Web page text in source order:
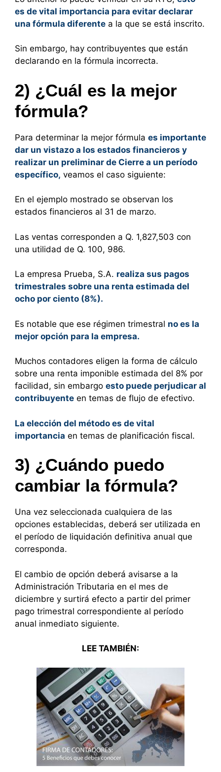
es de vital importancia para evitar declarar
una fórmula diferente a la que se está inscrito.
Sin embargo, hay contribuyentes que están
declarando en la fórmula incorrecta.
2) ¿Cuál es la mejor
fórmula?
Para determinar la mejor fórmula es importante
dar un vistazo a los estados financieros y
realizar un preliminar de Cierre a un período
específico, veamos el caso siguiente:
En el ejemplo mostrado se observan los
estados financieros al 31 de marzo.
Las ventas corresponden a Q. 1,827,503 con
una utilidad de Q. 100, 986.
La empresa Prueba, S.A. realiza sus pagos
trimestrales sobre una renta estimada del
ocho por ciento (8%).
Es notable que ese régimen trimestral no es la
mejor opción para la empresa.
Muchos contadores eligen la forma de cálculo
sobre una renta imponible estimada del 8% por
facilidad, sin embargo esto puede perjudicar al
contribuyente en temas de flujo de efectivo.
La elección del método es de vital
importancia en temas de planificación fiscal.
3) ¿Cuándo puedo
cambiar la fórmula?
Una vez seleccionada cualquiera de las
opciones establecidas, deberá ser utilizada en
el período de liquidación definitiva anual que
corresponda.
El cambio de opción deberá avisarse a la
Administración Tributaria en el mes de
diciembre y surtirá efecto a partir del primer
pago trimestral correspondiente al período
anual inmediato siguiente.
LEE TAMBIÉN: